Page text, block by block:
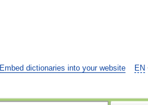
EN
Embed dictionaries into your website